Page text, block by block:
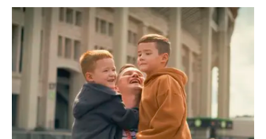
CHERY ДЛЯ ДЕТЕЙ